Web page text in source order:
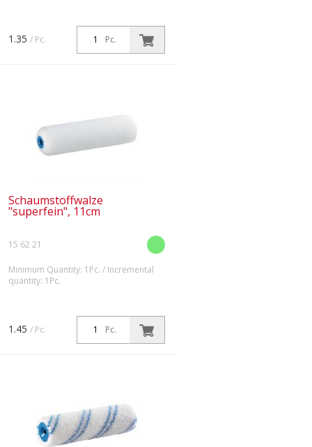
Pc.
1.35 / Pc.
Schaumstoffwalze
"superfein", 11cm
15 62 21
Minimum Quantity: 1Pc. / Incremental
quantity: 1Pc.
Pc.
1.45 / Pc.